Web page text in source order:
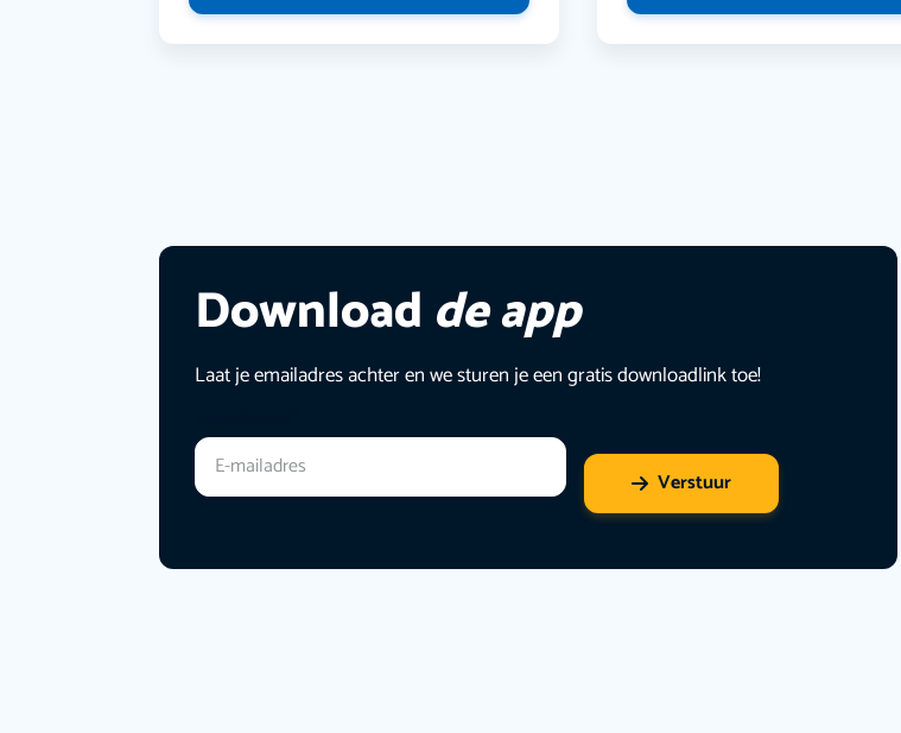
Download de app
Laat je emailadres achter en we sturen je een gratis downloadlink toe!
Verstuur